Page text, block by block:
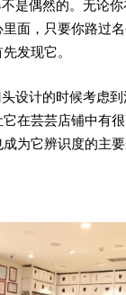
偶然的。无论你
面，只要你路过
发现它。
计的时候考虑到
在芸芸店铺中有
为它辨识度的主要